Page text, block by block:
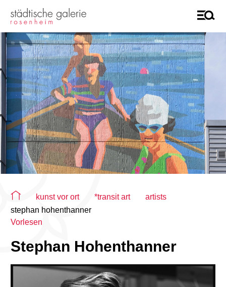
Sie befinden sich auf der Seite "stephan hohenthanner"
kunst vor ort *transit art
artists
stephan hohenthanner
Vorlesen
Stephan Hohenthanner